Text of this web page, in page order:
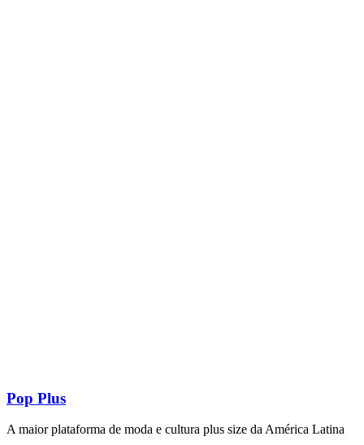
Pop Plus
A maior plataforma de moda e cultura plus size da América Latina